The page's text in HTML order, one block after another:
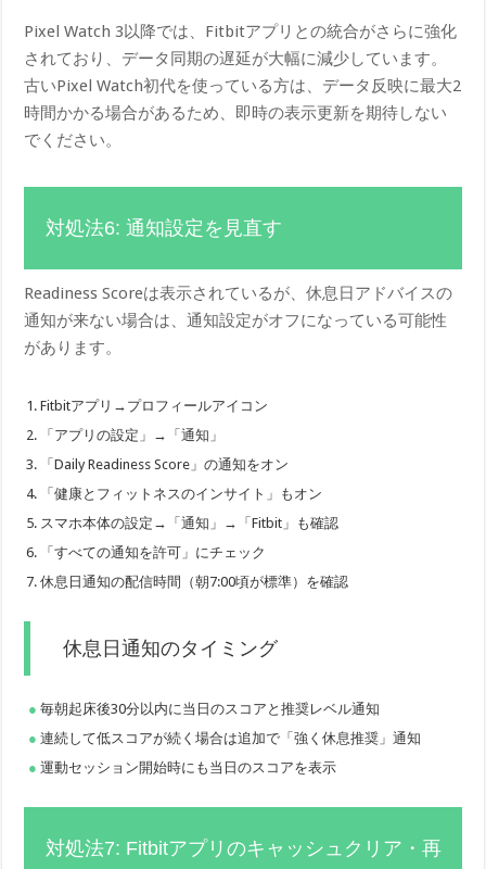
Pixel Watch 3以降では、Fitbitアプリとの統合がさらに強化
されており、データ同期の遅延が大幅に減少しています。
古いPixel Watch初代を使っている方は、データ反映に最大2
時間かかる場合があるため、即時の表示更新を期待しない
でください。
対処法6: 通知設定を見直す
Readiness Scoreは表示されているが、休息日アドバイスの
通知が来ない場合は、通知設定がオフになっている可能性
があります。
Fitbitアプリ→プロフィールアイコン
「アプリの設定」→「通知」
「Daily Readiness Score」の通知をオン
「健康とフィットネスのインサイト」もオン
スマホ本体の設定→「通知」→「Fitbit」も確認
「すべての通知を許可」にチェック
休息日通知の配信時間（朝7:00頃が標準）を確認
休息日通知のタイミング
毎朝起床後30分以内に当日のスコアと推奨レベル通知
連続して低スコアが続く場合は追加で「強く休息推奨」通知
運動セッション開始時にも当日のスコアを表示
対処法7: Fitbitアプリのキャッシュクリア・再